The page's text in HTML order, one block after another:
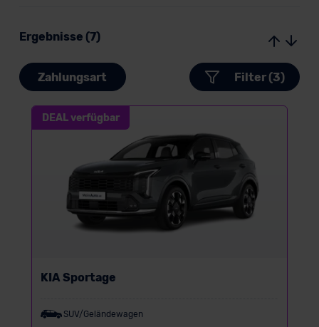
Ergebnisse (7)
Zahlungsart Filter (3)
DEAL verfügbar
KIA Sportage
SUV/Geländewagen